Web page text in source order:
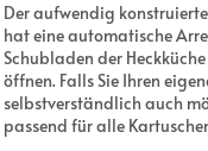
Der aufwendig
hat eine automatische
Schubladen der
öffnen. Falls Sie Ihren
selbstverständlich auch
passend für alle